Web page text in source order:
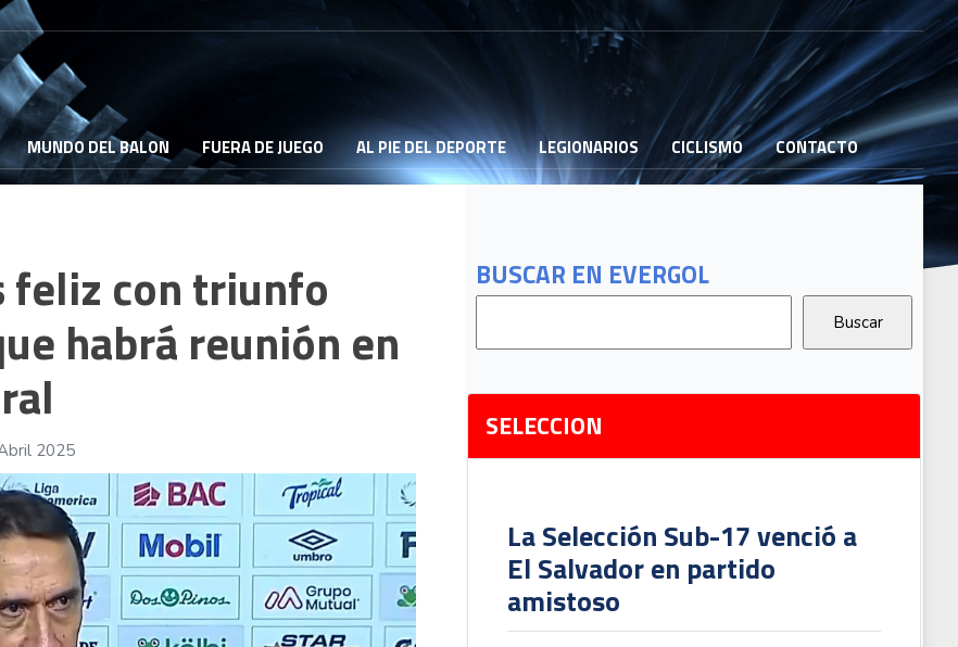
MUNDO DEL BALON FUERA DE JUEGO AL PIE DEL DEPORTE LEGIONARIOS CICLISMO CONTACTO
BUSCAR EN EVERGOL
SELECCION
La Selección Sub-17 venció a
El Salvador en partido
amistoso
feliz con triunfo
habrá reunión en
2025